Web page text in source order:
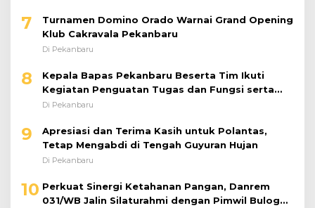
7
Turnamen Domino Orado Warnai Grand Opening
Klub Cakravala Pekanbaru
Di Pekanbaru
8
Kepala Bapas Pekanbaru Beserta Tim Ikuti
Kegiatan Penguatan Tugas dan Fungsi serta
Paparan Penempatan WBP ke Lapas Terbuka
Di Pekanbaru
9
Apresiasi dan Terima Kasih untuk Polantas,
Tetap Mengabdi di Tengah Guyuran Hujan
Di Pekanbaru
10 Perkuat Sinergi Ketahanan Pangan, Danrem
031/WB Jalin Silaturahmi dengan Pimwil Bulog